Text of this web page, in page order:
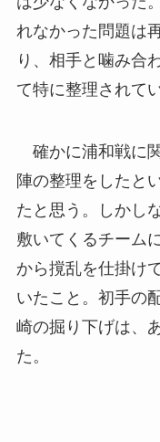
れなかった問題は
り、相手と噛み合
て特に整理されて
確かに浦和戦に
陣の整理をしたと
たと思う。しかし
敷いてくるチーム
から撹乱を仕掛け
いたこと。初手の
崎の掘り下げは、
た。